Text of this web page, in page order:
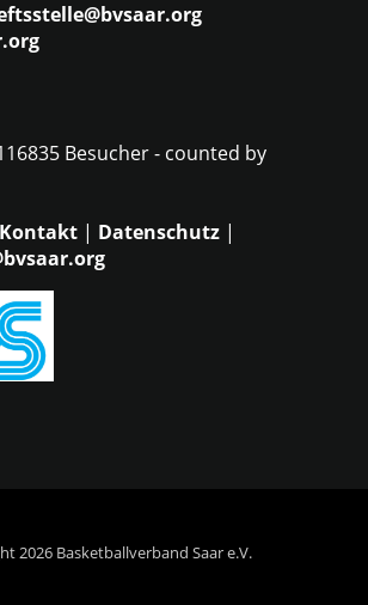
Besucher - counted by
| Datenschutz |
2026 Basketballverband Saar e.V.